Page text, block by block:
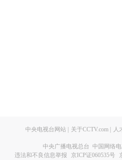
中央电视台网站 关于CCTV.com 人
中央广播电视总台 中国网络
违法和不良信息举报
京ICP证060535号